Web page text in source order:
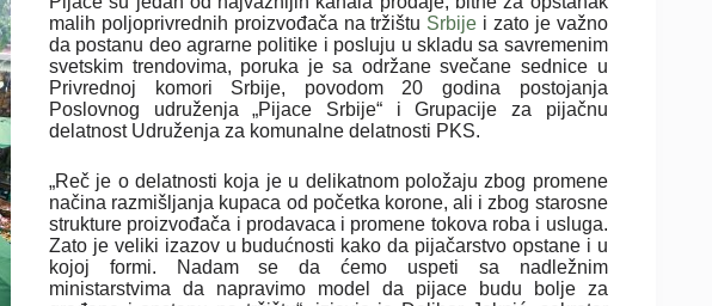
malih poljoprivrednih proizvođača na tržištu Srbije i zato je važno
da postanu deo agrarne politike i posluju u skladu sa savremenim
svetskim trendovima, poruka je sa održane svečane sednice u
Privrednoj komori Srbije, povodom 20 godina postojanja
Poslovnog udruženja „Pijace Srbije“ i Grupacije za pijačnu
delatnost Udruženja za komunalne delatnosti PKS.
„Reč je o delatnosti koja je u delikatnom položaju zbog promene
načina razmišljanja kupaca od početka korone, ali i zbog starosne
strukture proizvođača i prodavaca i promene tokova roba i usluga.
Zato je veliki izazov u budućnosti kako da pijačarstvo opstane i u
kojoj formi. Nadam se da ćemo uspeti sa nadležnim
ministarstvima da napravimo model da pijace budu bolje za